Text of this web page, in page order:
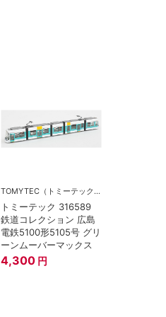
TOMYTEC（トミーテック）
トミーテック 316589
鉄道コレクション 広島
電鉄5100形5105号 グリ
ーンムーバーマックス
4,300 円